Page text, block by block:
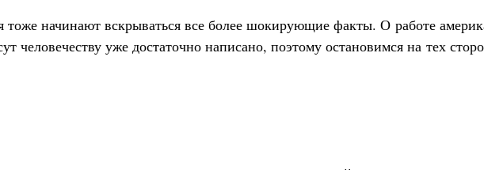
тоже начинают вскрываться все более шокирующие факты. О работе
человечеству уже достаточно написано, поэтому остановимся на тех